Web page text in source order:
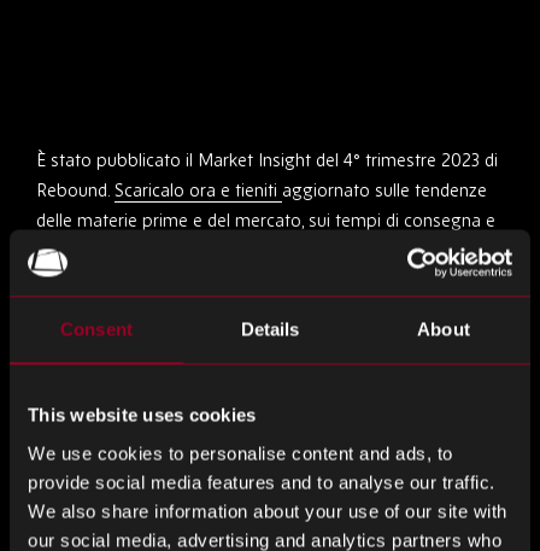
Consent Details About
This website uses cookies
We use cookies to personalise content and ads, to
provide social media features and to analyse our traffic.
We also share information about your use of our site with
our social media, advertising and analytics partners who
È stato pubblicato il Market Insight del 4° trimestre 2023 di
Rebound. Scaricalo ora e tieniti aggiornato sulle tendenze
delle materie prime e del mercato, sui tempi di consegna e
sulle informazioni necessarie!
Condividi questo
su
LinkedIn
su
Facebook
su
Twitter
Altro dal blog